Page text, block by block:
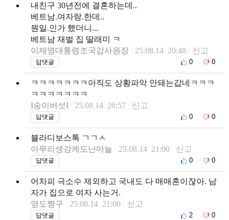
내친구 30년전에 결혼하는데..
베트남.여자랑.한데..
뭔일.인가 했더니...
베트남 재벌 집 딸래미 ㅋ
이재명대통령조국감사원장
25.08.14 20:48 신고
답댓글 0 0
ㅋㅋㅋㅋㅋㅋㅋ아직도 상황파악 안돼는갑네ㅋㅋㅋ
ㅋㅋㅋㅋㅋㅋㅋ
I송이버섯I
25.08.14 20:57 신고
답댓글 0 0
블라디보스톡 ㄱㄱㅅ
아무리생강케도난마늘
25.08.14 21:00 신고
답댓글 0 0
어차피 극소수 제외하고 국내도 다 매매혼이잖아. 남
자가 집으로 여자 사는거.
영도짱구
25.08.14 21:00 신고
답댓글 2 0